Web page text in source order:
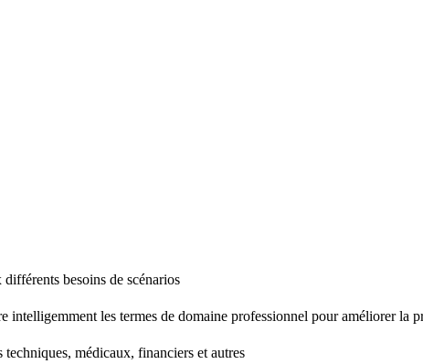
besoins de scénarios
les termes de domaine professionnel pour améliorer la
médicaux, financiers et autres